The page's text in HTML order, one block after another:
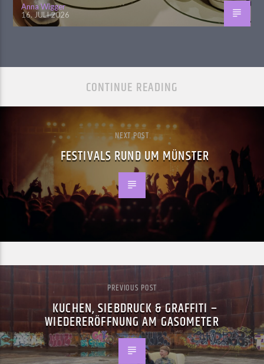
Anna Wigger
16. JULI 2026
CONTINUE READING
NEXT POST
FESTIVALS RUND UM MÜNSTER
PREVIOUS POST
KUCHEN, SIEBDRUCK & GRAFFITI –
WIEDERERÖFFNUNG AM GASOMETER